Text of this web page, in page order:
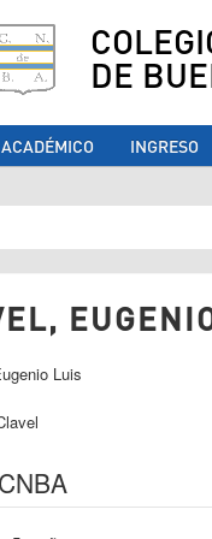
DE
ACADÉMICO INGRESO
Luis